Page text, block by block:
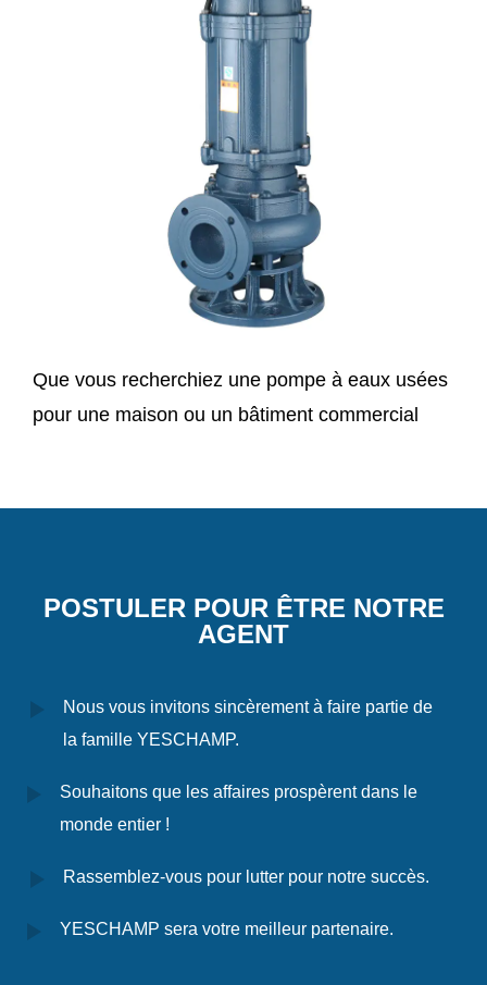
Que vous recherchiez une pompe à eaux usées
pour une maison ou un bâtiment commercial
POSTULER POUR ÊTRE NOTRE
AGENT
Nous vous invitons sincèrement à faire partie de
la famille YESCHAMP.
Souhaitons que les affaires prospèrent dans le
monde entier !
Rassemblez-vous pour lutter pour notre succès.
YESCHAMP sera votre meilleur partenaire.